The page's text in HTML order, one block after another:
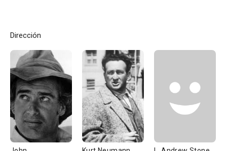
Dirección